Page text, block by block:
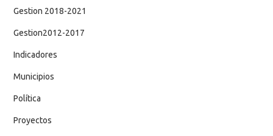
Gestion 2018-2021
Gestion2012-2017
Indicadores
Municipios
Política
Proyectos